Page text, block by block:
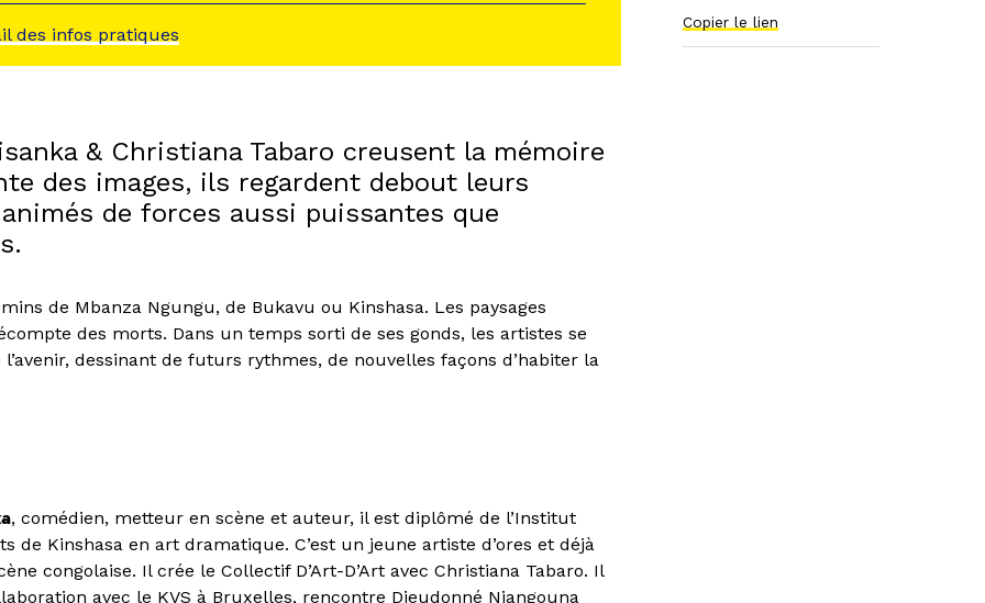
des infos pratiques
& Christiana Tabaro creusent la mémoire
des images, ils regardent debout leurs
de forces aussi puissantes que
de Mbanza Ngungu, de Bukavu ou Kinshasa. Les paysages
des morts. Dans un temps sorti de ses gonds, les artistes se
dessinant de futurs rythmes, de nouvelles façons d’habiter la
, comédien, metteur en scène et auteur, il est diplômé de l’Institut
de Kinshasa en art dramatique. C’est un jeune artiste d’ores et déjà
congolaise. Il crée le Collectif D’Art-D’Art avec Christiana Tabaro. Il
avec le KVS à Bruxelles, rencontre Dieudonné Niangouna
Copier le lien